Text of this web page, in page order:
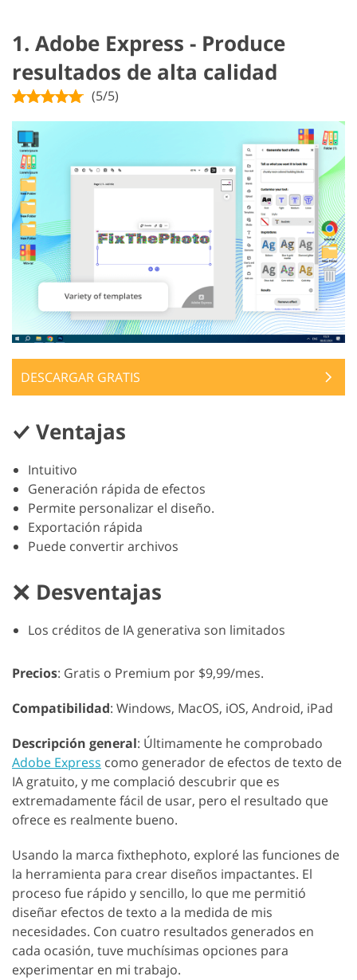
1. Adobe Express - Produce
resultados de alta calidad
(5/5)
DESCARGAR GRATIS
Ventajas
Intuitivo
Generación rápida de efectos
Permite personalizar el diseño.
Exportación rápida
Puede convertir archivos
Desventajas
Los créditos de IA generativa son limitados
Precios: Gratis o Premium por $9,99/mes.
Compatibilidad: Windows, MacOS, iOS, Android, iPad
Descripción general: Últimamente he comprobado
Adobe Express como generador de efectos de texto de
IA gratuito, y me complació descubrir que es
extremadamente fácil de usar, pero el resultado que
ofrece es realmente bueno.
Usando la marca fixthephoto, exploré las funciones de
la herramienta para crear diseños impactantes. El
proceso fue rápido y sencillo, lo que me permitió
diseñar efectos de texto a la medida de mis
necesidades. Con cuatro resultados generados en
cada ocasión, tuve muchísimas opciones para
experimentar en mi trabajo.